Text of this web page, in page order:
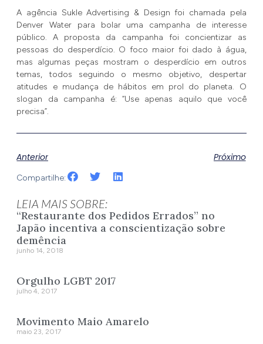
A agência Sukle Advertising & Design foi chamada pela
Denver Water para bolar uma campanha de interesse
público. A proposta da campanha foi concientizar as
pessoas do desperdício. O foco maior foi dado à água,
mas algumas peças mostram o desperdício em outros
temas, todos seguindo o mesmo objetivo, despertar
atitudes e mudança de hábitos em prol do planeta. O
slogan da campanha é: “Use apenas aquilo que você
precisa”.
Anterior Próximo
Compartilhe:
LEIA MAIS SOBRE:
“Restaurante dos Pedidos Errados” no
Japão incentiva a conscientização sobre
demência
junho 14, 2018
Orgulho LGBT 2017
julho 4, 2017
Movimento Maio Amarelo
maio 23, 2017